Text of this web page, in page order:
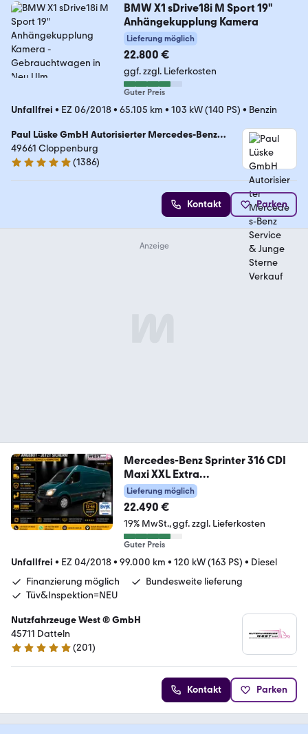
BMW X1 sDrive18i M Sport 19"
Anhängekupplung Kamera
Lieferung möglich
22.800 €
ggf. zzgl. Lieferkosten
Guter Preis
Unfallfrei • EZ 06/2018• 65.105 km • 103 kW (140 PS) • Benzin
Paul Lüske GmbH Autorisierter Mercedes-Benz
Service & Junge Sterne Verkauf
49661 Cloppenburg
4.9 Sterne
(1386)
Kontakt Parken
Mercedes-Benz Sprinter 316 CDI
Maxi XXL Extra
Lang+Hoch*1.Hand
Lieferung möglich
22.490 €
19% MwSt. ggf. zzgl. Lieferkosten
Guter Preis
Unfallfrei • EZ 04/2018• 99.000 km • 120 kW (163 PS) • Diesel
Finanzierung möglich
Bundesweite lieferung
Tüv&Inspektion=NEU
Nutzfahrzeuge West ® GmbH
45711 Datteln
4.9 Sterne
(201)
Kontakt Parken